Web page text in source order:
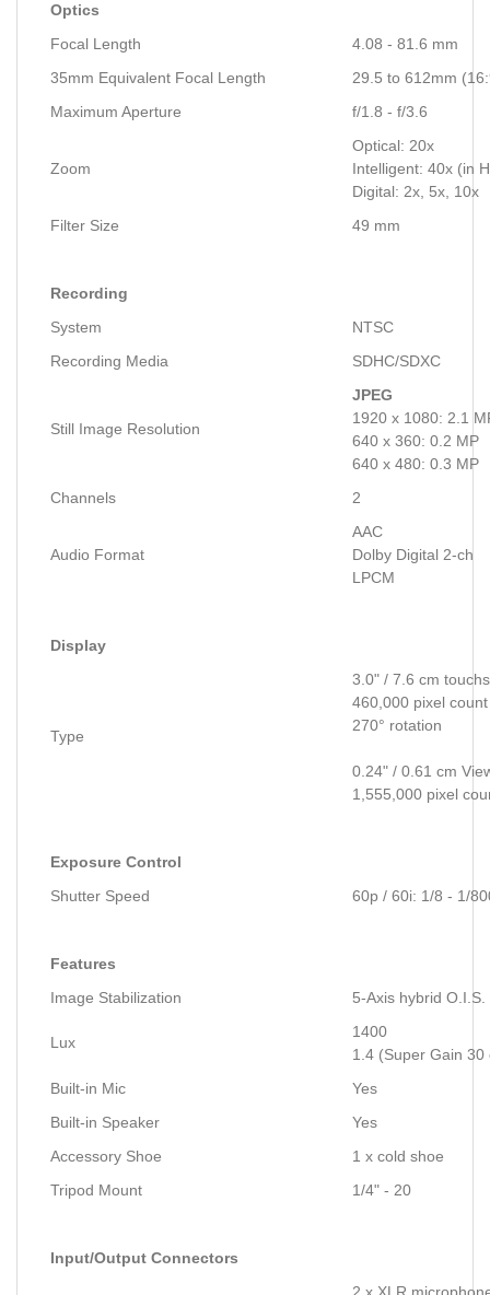
Optics
Focal Length
4.08 - 81.6 mm
35mm Equivalent Focal Length
29.5 to 612mm
Maximum Aperture
f/1.8 - f/3.6
Zoom
Optical: 20x
Intelligent: 40x (in
Digital: 2x, 5x, 10x
Filter Size
49 mm
Recording
System
NTSC
Recording Media
SDHC/SDXC
Still Image Resolution
JPEG
1920 x 1080: 2.1
640 x 360: 0.2 MP
640 x 480: 0.3 MP
Channels
2
Audio Format
AAC
Dolby Digital 2-ch
LPCM
Display
Type
3.0" / 7.6 cm
460,000 pixel
270° rotation
0.24" / 0.61 cm
1,555,000 pixel
Exposure Control
Shutter Speed
60p / 60i: 1/8 - 1/
Features
Image Stabilization
5-Axis hybrid O.I.S.
Lux
1400
1.4 (Super Gain
Built-in Mic
Yes
Built-in Speaker
Yes
Accessory Shoe
1 x cold shoe
Tripod Mount
1/4" - 20
Input/Output Connectors